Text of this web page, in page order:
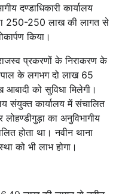
दण्डाधिकारी कार्यालय
250-250 लाख की लागत से
किया।
प्रकरणों के निराकरण के
के लगभग दो लाख 65
को सुविधा मिलेगी।
संयुक्त कार्यालय में संचालित
का अनुविभागीय
होता था। नवीन थाना
को भी लाभ होगा।